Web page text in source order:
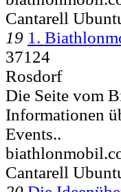
Cantarell
19 1.
37124
Rosdorf
Die Seite vom
Informationen
Events..
Cantarell